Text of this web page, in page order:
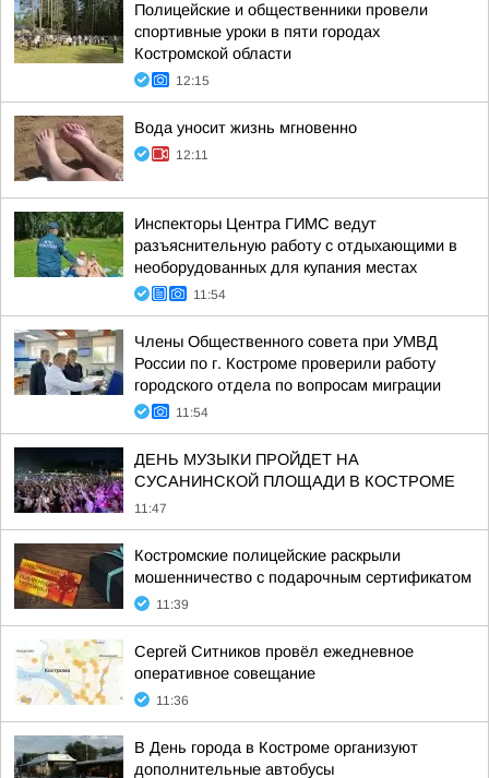
Полицейские и общественники провели
спортивные уроки в пяти городах
Костромской области
12:15
Вода уносит жизнь мгновенно
12:11
Инспекторы Центра ГИМС ведут
разъяснительную работу с отдыхающими в
необорудованных для купания местах
11:54
Члены Общественного совета при УМВД
России по г. Костроме проверили работу
городского отдела по вопросам миграции
11:54
ДЕНЬ МУЗЫКИ ПРОЙДЕТ НА
СУСАНИНСКОЙ ПЛОЩАДИ В КОСТРОМЕ
11:47
Костромские полицейские раскрыли
мошенничество с подарочным сертификатом
11:39
Сергей Ситников провёл ежедневное
оперативное совещание
11:36
В День города в Костроме организуют
дополнительные автобусы